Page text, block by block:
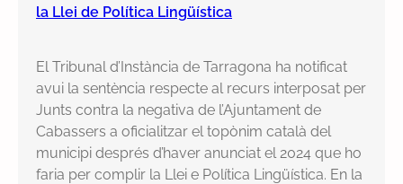
la Llei de Política Lingüística
El Tribunal d’Instància de Tarragona ha notificat
avui la sentència respecte al recurs interposat per
Junts contra la negativa de l’Ajuntament de
Cabassers a oficialitzar el topònim català del
municipi després d’haver anunciat el 2024 que ho
faria per complir la Llei e Política Lingüística. En la